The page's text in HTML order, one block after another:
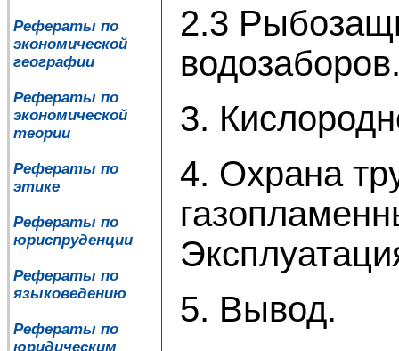
Рефераты по
экономической
географии
Рефераты по
экономической
теории
Рефераты по
этике
Рефераты по
юриспруденции
Рефераты по
языковедению
Рефераты по
юридическим
2.3
3.
4. Охрана
5. Вывод.